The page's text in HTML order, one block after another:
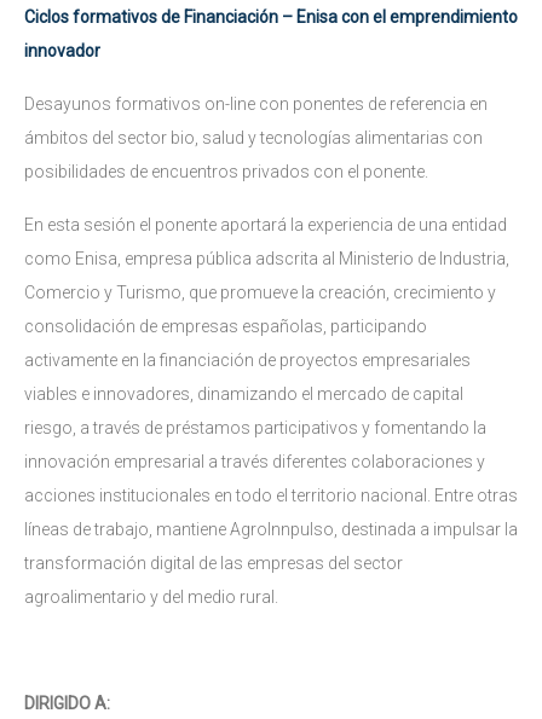
Ciclos formativos de Financiación – Enisa con el emprendimiento
innovador
Desayunos formativos on-line con ponentes de referencia en
ámbitos del sector bio, salud y tecnologías alimentarias con
posibilidades de encuentros privados con el ponente.
En esta sesión el ponente aportará la experiencia de una entidad
como Enisa, empresa pública adscrita al Ministerio de Industria,
Comercio y Turismo, que promueve la creación, crecimiento y
consolidación de empresas españolas, participando
activamente en la financiación de proyectos empresariales
viables e innovadores, dinamizando el mercado de capital
riesgo, a través de préstamos participativos y fomentando la
innovación empresarial a través diferentes colaboraciones y
acciones institucionales en todo el territorio nacional. Entre otras
líneas de trabajo, mantiene AgroInnpulso, destinada a impulsar la
transformación digital de las empresas del sector
agroalimentario y del medio rural.
DIRIGIDO A: